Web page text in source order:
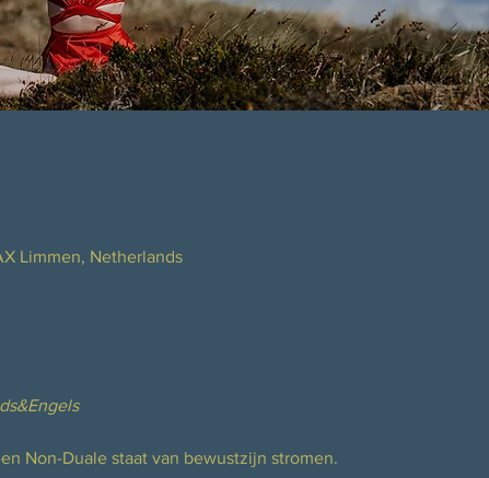
Limmen, Netherlands
Non-Duale staat van bewustzijn stromen.